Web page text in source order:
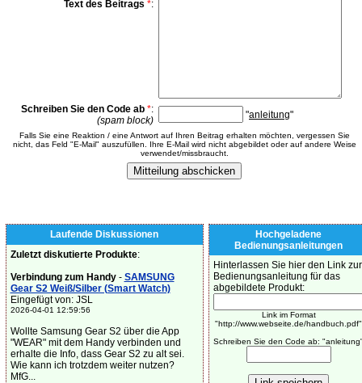
Text des Beitrags *:
Schreiben Sie den Code ab *:
(spam block)
"anleitung"
Falls Sie eine Reaktion / eine Antwort auf Ihren Beitrag erhalten möchten, vergessen Sie
nicht, das Feld "E-Mail" auszufüllen. Ihre E-Mail wird nicht abgebildet oder auf andere Weise
verwendet/missbraucht.
Laufende Diskussionen
Zuletzt diskutierte Produkte:
Verbindung zum Handy- SAMSUNG
Gear S2 Weiß/Silber (Smart Watch)
Eingefügt von: JSL
2026-04-01 12:59:56
Wollte Samsung Gear S2 über die App
"WEAR" mit dem Handy verbinden und
erhalte die Info, dass Gear S2 zu alt sei.
Wie kann ich trotzdem weiter nutzen?
MfG...
Hochgeladene
Bedienungsanleitungen
Hinterlassen Sie hier den Link zur
Bedienungsanleitung für das
abgebildete Produkt:
Link im Format
"http://www.webseite.de/handbuch.pdf"
Schreiben Sie den Code ab: